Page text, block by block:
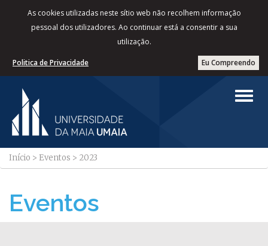
As cookies utilizadas neste sítio web não recolhem informação
pessoal dos utilizadores. Ao continuar está a consentir a sua
utilização.
Eu Compreendo
Politica de Privacidade
Início > Eventos > 2023
Eventos